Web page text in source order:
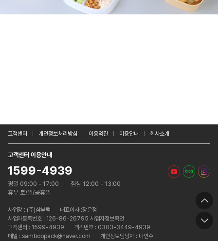
고객센터 개인정보처리방침 이용약관 이용안내 회사소개
고객센터 이용안내
1599-4939
평일 09:00 - 17:00
점심 12:00 - 13:00
휴무 토/일/공휴일
사업장 : (주)삼부팩
대표이사 :장은정
사업자등록번호 : 126-86-26795 사업자정보확인
고객센터 : 1599-4939
팩스번호 : 0303-3449-4939
메일 : samboopack@naver.com
개인정보담당자 : 나인수